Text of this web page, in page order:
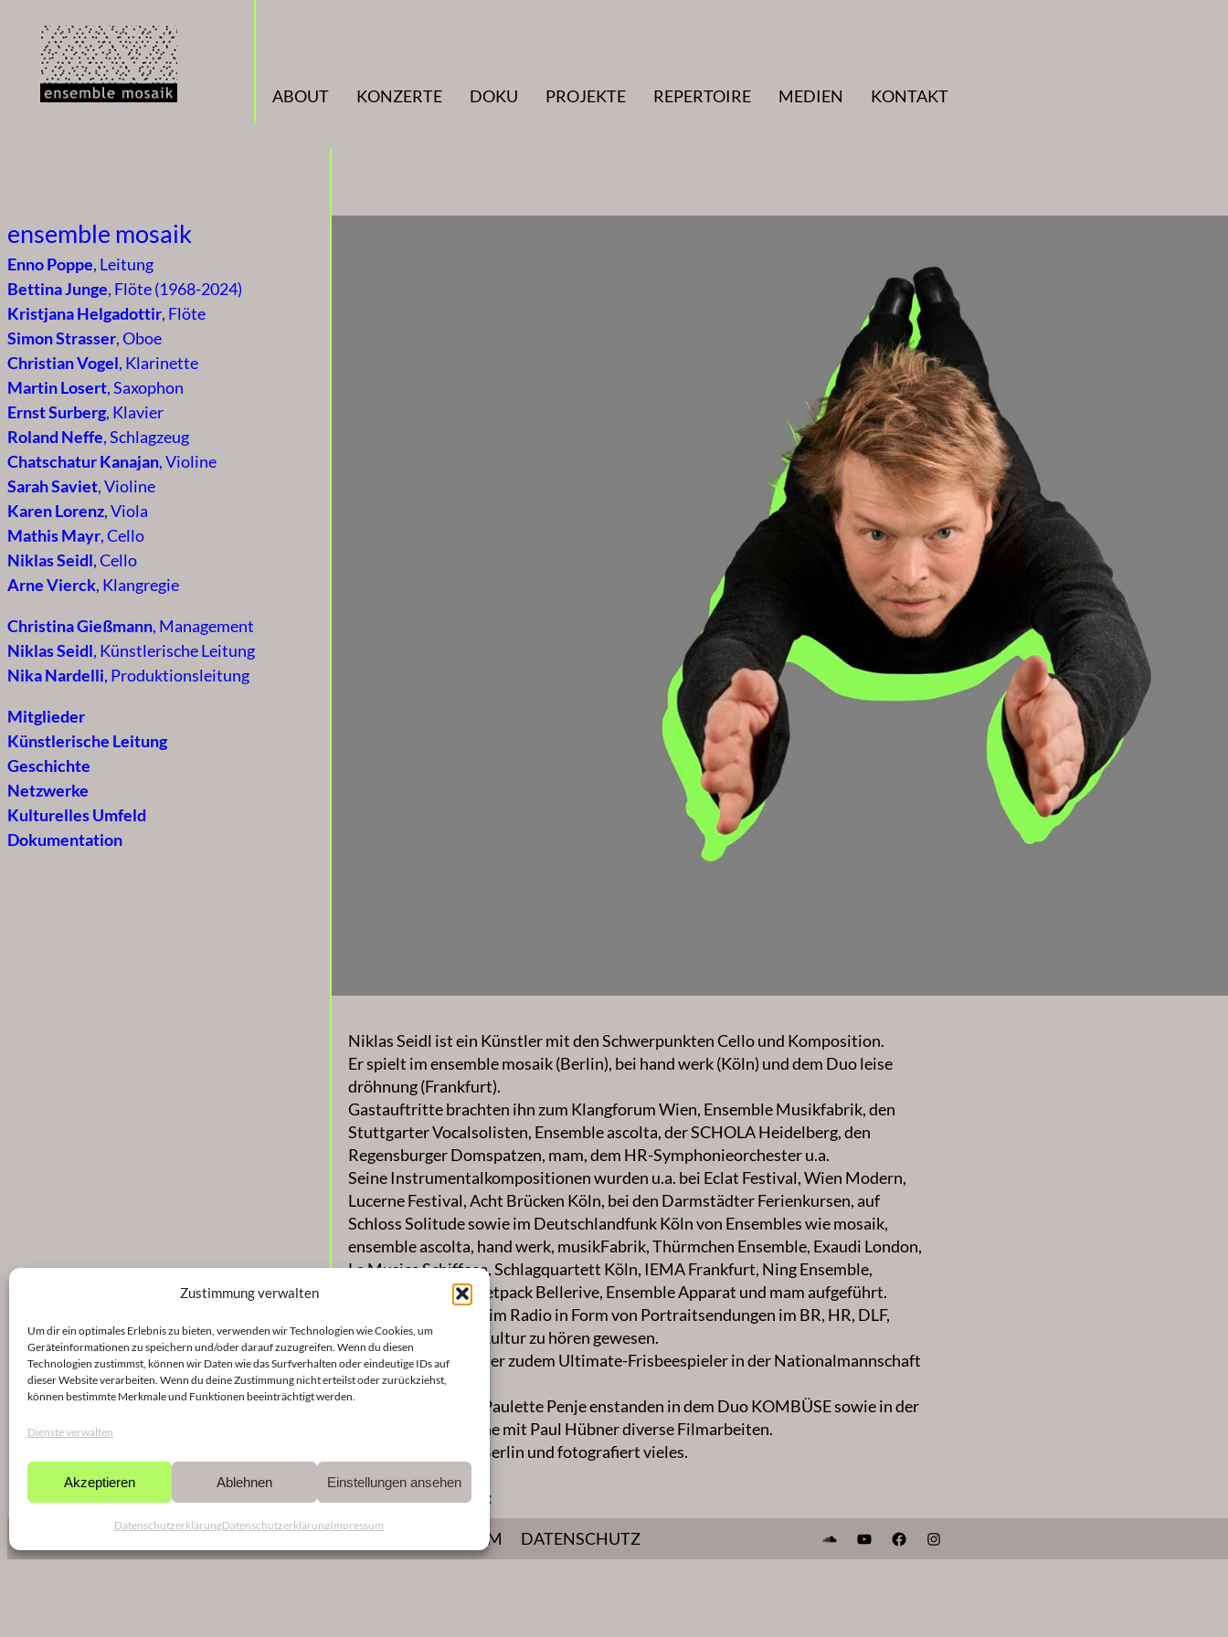
Zustimmung verwalten
Um dir ein optimales Erlebnis zu bieten, verwenden wir Technologien wie Cookies, um
Geräteinformationen zu speichern und/oder darauf zuzugreifen. Wenn du diesen
Technologien zustimmst, können wir Daten wie das Surfverhalten oder eindeutige IDs auf
dieser Website verarbeiten. Wenn du deine Zustimmung nicht erteilst oder zurückziehst,
können bestimmte Merkmale und Funktionen beeinträchtigt werden.
Dienste verwalten
Akzeptieren Ablehnen Einstellungen ansehen
DatenschutzerklärungDatenschutzerklärungImpressum
ABOUT KONZERTE DOKU PROJEKTE REPERTOIRE MEDIEN KONTAKT
ensemble mosaik
Enno Poppe, Leitung
Bettina Junge, Flöte (1968-2024)
Kristjana Helgadottir, Flöte
Simon Strasser, Oboe
Christian Vogel, Klarinette
Martin Losert, Saxophon
Ernst Surberg, Klavier
Roland Neffe, Schlagzeug
Chatschatur Kanajan, Violine
Sarah Saviet, Violine
Karen Lorenz, Viola
Mathis Mayr, Cello
Niklas Seidl, Cello
Arne Vierck, Klangregie
Christina Gießmann, Management
Niklas Seidl, Künstlerische Leitung
Nika Nardelli, Produktionsleitung
Mitglieder
Künstlerische Leitung
Geschichte
Netzwerke
Kulturelles Umfeld
Dokumentation
Niklas Seidl ist ein Künstler mit den Schwerpunkten Cello und Komposition.
Er spielt im ensemble mosaik (Berlin), bei hand werk (Köln) und dem Duo leise
dröhnung (Frankfurt).
Gastauftritte brachten ihn zum Klangforum Wien, Ensemble Musikfabrik, den
Stuttgarter Vocalsolisten, Ensemble ascolta, der SCHOLA Heidelberg, den
Regensburger Domspatzen, mam, dem HR-Symphonieorchester u.a.
Seine Instrumentalkompositionen wurden u.a. bei Eclat Festival, Wien Modern,
Lucerne Festival, Acht Brücken Köln, bei den Darmstädter Ferienkursen, auf
Schloss Solitude sowie im Deutschlandfunk Köln von Ensembles wie mosaik,
ensemble ascolta, hand werk, musikFabrik, Thürmchen Ensemble, Exaudi London,
La Musica Schiffosa, Schlagquartett Köln, IEMA Frankfurt, Ning Ensemble,
Ensemble Garage, Jetpack Bellerive, Ensemble Apparat und mam aufgeführt.
Seine Arbeiten sind im Radio in Form von Portraitsendungen im BR, HR, DLF,
Deutschlandradio Kultur zu hören gewesen.
Von 1998-2012 war er zudem Ultimate-Frisbeespieler in der Nationalmannschaft
der Färöer Inseln.
Mit der Künstlerin Paulette Penje enstanden in dem Duo KOMBÜSE sowie in der
Entertainment-Reihe mit Paul Hübner diverse Filmarbeiten.
Er lebt in Köln und Berlin und fotografiert vieles.
Preise & Stipendien:
Søren-Fick-Stipendium 2008
Bernd-Alois-Zimmermann-Stipendium 2012
IMPRESSUM DATENSCHUTZ SoundCloud
YouTubeFacebookInstagram